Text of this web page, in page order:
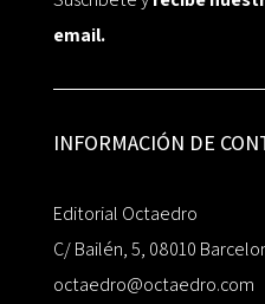
email.
INFORMACIÓN DE
Editorial Octaedro
C/ Bailén, 5, 08010
octaedro@octaedro.com